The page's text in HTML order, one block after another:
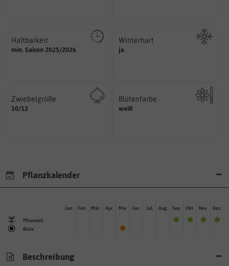
Haltbarkeit
min. Saison 2025/2026
und Pflanzgut sehr gut keimen
sollte.
Winterhart
ja
Probleme überwintern können.
Zwiebelgröße
10/12
ersten und zweiten Wert
variieren. Blütenfarbe
weiß
Kann auch mehrfarbig sein.
Pflanzkalender
Pflanzzeit
Blüte
Jan. Feb. Mär. Apr. Mai Jun. Jul. Aug. Sep. Okt. Nov. Dez.
Beschreibung